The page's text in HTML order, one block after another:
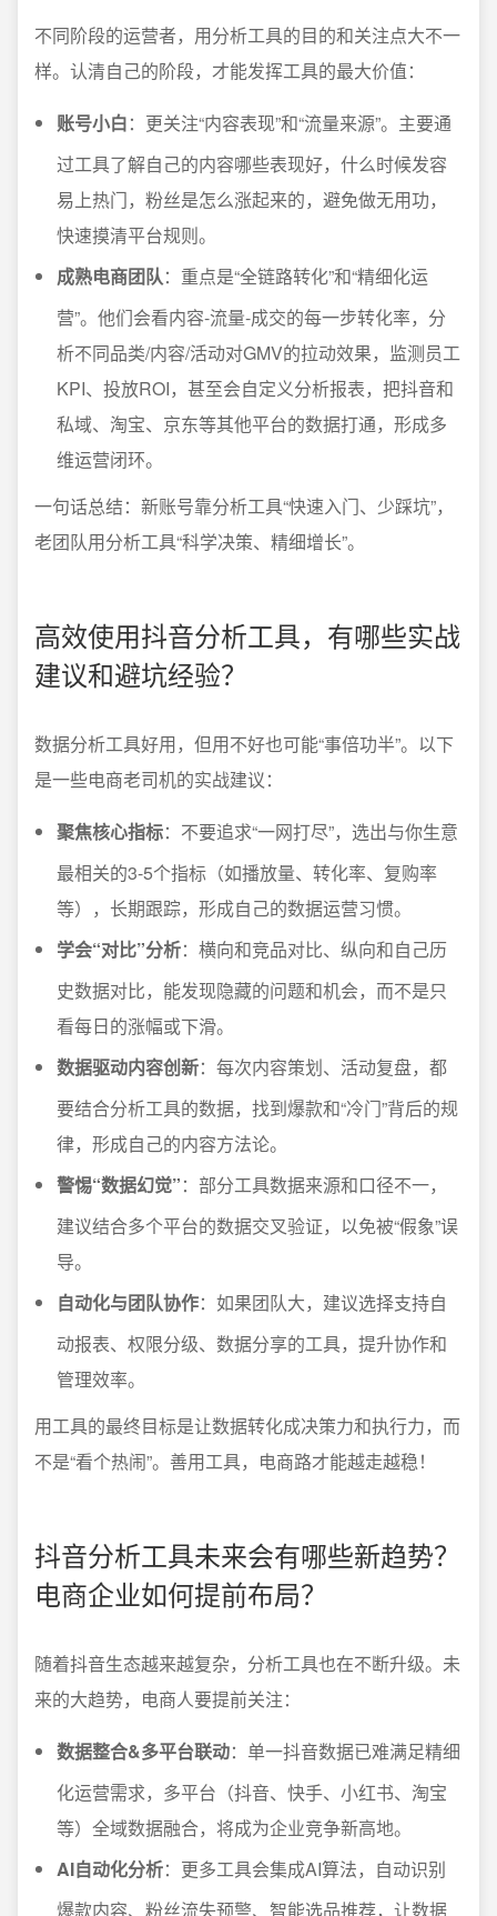
不同阶段的运营者，用分析工具的目的和关注点大不一
样。认清自己的阶段，才能发挥工具的最大价值：
账号小白：更关注“内容表现”和“流量来源”。主要通
过工具了解自己的内容哪些表现好，什么时候发容
易上热门，粉丝是怎么涨起来的，避免做无用功，
快速摸清平台规则。
成熟电商团队：重点是“全链路转化”和“精细化运
营”。他们会看内容-流量-成交的每一步转化率，分
析不同品类/内容/活动对GMV的拉动效果，监测员工
KPI、投放ROI，甚至会自定义分析报表，把抖音和
私域、淘宝、京东等其他平台的数据打通，形成多
维运营闭环。
一句话总结：新账号靠分析工具“快速入门、少踩坑”，
老团队用分析工具“科学决策、精细增长”。
高效使用抖音分析工具，有哪些实战
建议和避坑经验？
数据分析工具好用，但用不好也可能“事倍功半”。以下
是一些电商老司机的实战建议：
聚焦核心指标：不要追求“一网打尽”，选出与你生意
最相关的3-5个指标（如播放量、转化率、复购率
等），长期跟踪，形成自己的数据运营习惯。
学会“对比”分析：横向和竞品对比、纵向和自己历
史数据对比，能发现隐藏的问题和机会，而不是只
看每日的涨幅或下滑。
数据驱动内容创新：每次内容策划、活动复盘，都
要结合分析工具的数据，找到爆款和“冷门”背后的规
律，形成自己的内容方法论。
警惕“数据幻觉”：部分工具数据来源和口径不一，
建议结合多个平台的数据交叉验证，以免被“假象”误
导。
自动化与团队协作：如果团队大，建议选择支持自
动报表、权限分级、数据分享的工具，提升协作和
管理效率。
用工具的最终目标是让数据转化成决策力和执行力，而
不是“看个热闹”。善用工具，电商路才能越走越稳！
抖音分析工具未来会有哪些新趋势？
电商企业如何提前布局？
随着抖音生态越来越复杂，分析工具也在不断升级。未
来的大趋势，电商人要提前关注：
数据整合&多平台联动：单一抖音数据已难满足精细
化运营需求，多平台（抖音、快手、小红书、淘宝
等）全域数据融合，将成为企业竞争新高地。
AI自动化分析：更多工具会集成AI算法，自动识别
爆款内容、粉丝流失预警、智能选品推荐，让数据